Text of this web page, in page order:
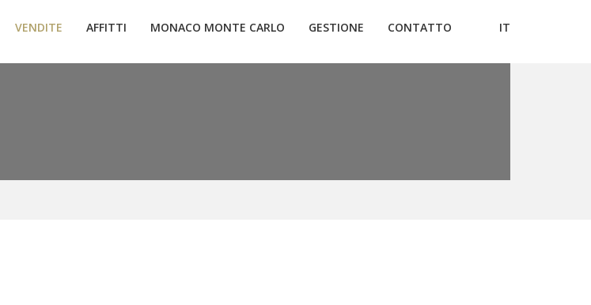
VENDITE AFFITTI MONACO MONTE CARLO GESTIONE CONTATTO IT